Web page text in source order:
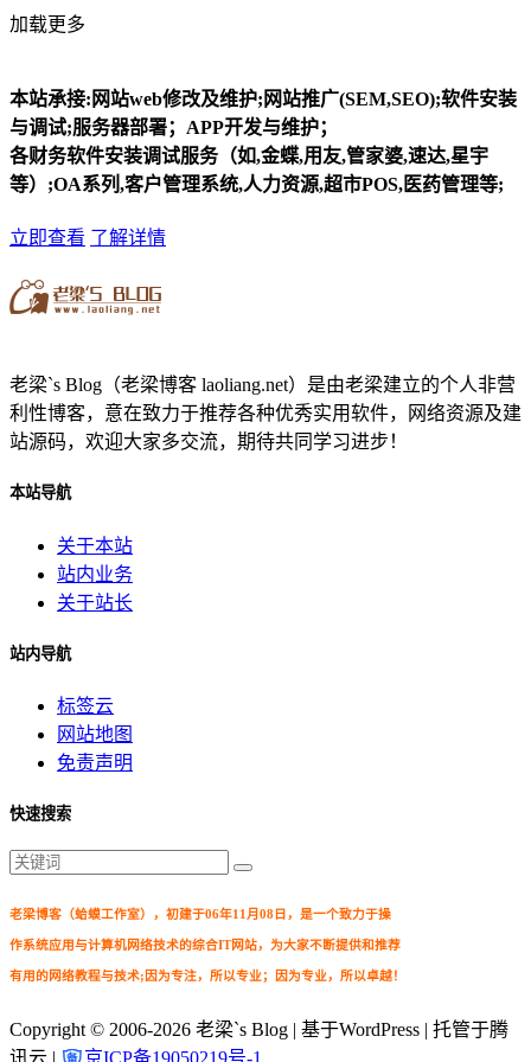
加载更多
本站承接:网站web修改及维护;网站推广(SEM,SEO);软件安装
与调试;服务器部署；APP开发与维护；
各财务软件安装调试服务（如,金蝶,用友,管家婆,速达,星宇
等）;OA系列,客户管理系统,人力资源,超市POS,医药管理等;
立即查看 了解详情
老梁`s Blog（老梁博客 laoliang.net）是由老梁建立的个人非营
利性博客，意在致力于推荐各种优秀实用软件，网络资源及建
站源码，欢迎大家多交流，期待共同学习进步！
本站导航
关于本站
站内业务
关于站长
站内导航
标签云
网站地图
免责声明
快速搜索
老梁博客（蛤蟆工作室），初建于06年11月08日，是一个致力于操
作系统应用与计算机网络技术的综合IT网站，为大家不断提供和推荐
有用的网络教程与技术;因为专注，所以专业；因为专业，所以卓越！
Copyright © 2006-2026 老梁`s Blog | 基于WordPress | 托管于腾
讯云 |
京ICP备19050219号-1